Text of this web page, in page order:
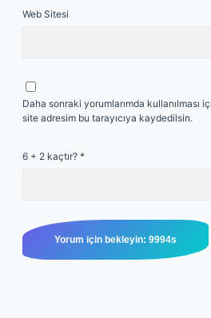
Web Sitesi
Daha sonraki yorumlarımda kullanılması
site adresim bu tarayıcıya kaydedilsin.
6 + 2 kaçtır? *